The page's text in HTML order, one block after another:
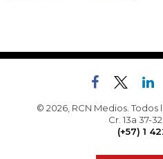
© 2026, RCN Medios.
Cr. 13a 37-
(+57) 1